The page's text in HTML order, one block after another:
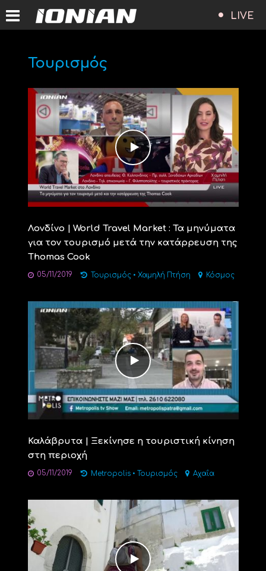
LIVE
Τουρισμός
Λονδίνο | World Travel Market : Τα μηνύματα
για τον τουρισμό μετά την κατάρρευση της
Thomas Cook
05/11/2019 Τουρισμός • Χαμηλή Πτήση Κόσμος
Καλάβρυτα | Ξεκίνησε η τουριστική κίνηση
στη περιοχή
05/11/2019 Metropolis • Τουρισμός Αχαΐα